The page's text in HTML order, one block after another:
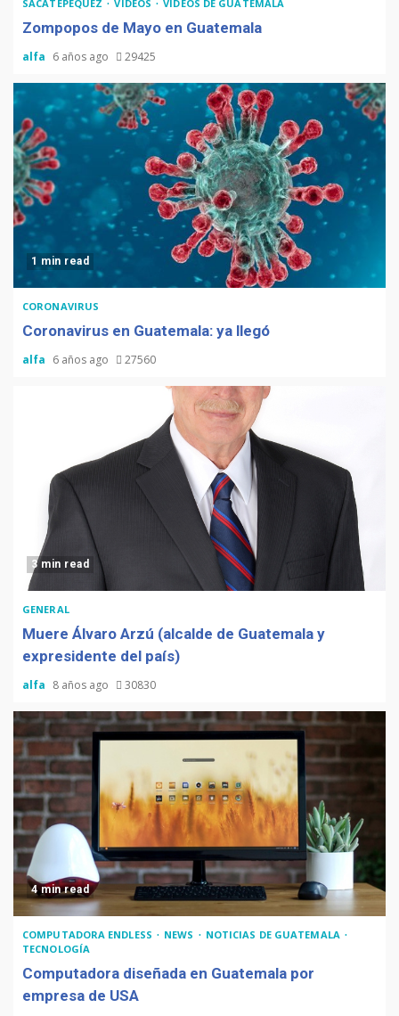
SACATEPÉQUEZ VIDEOS VIDEOS DE GUATEMALA
Zompopos de Mayo en Guatemala
alfa 6 años ago 29425
1 min read
CORONAVIRUS
Coronavirus en Guatemala: ya llegó
alfa 6 años ago 27560
3 min read
GENERAL
Muere Álvaro Arzú (alcalde de Guatemala y
expresidente del país)
alfa 8 años ago 30830
4 min read
COMPUTADORA ENDLESS NEWS
NOTICIAS DE GUATEMALA
TECNOLOGÍA
Computadora diseñada en Guatemala por
empresa de USA